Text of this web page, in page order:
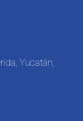
Yucatán,